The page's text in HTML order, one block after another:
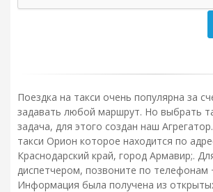
Поездка на такси очень популярна за
задавать любой маршрут. Но выбрать
задача, для этого создан наш
такси Орион которое находится по
Краснодарский край, город Армавир;.
диспетчером, позвоните по телефонам
Информация была получена из